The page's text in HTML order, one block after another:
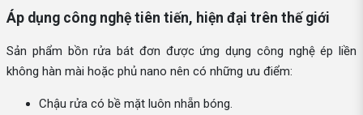
Áp dụng công nghệ tiên tiến, hiện đại trên thế giới
Sản phẩm bồn rửa bát đơn được ứng dụng công nghệ ép liền
không hàn mài hoặc phủ nano nên có những ưu điểm:
Chậu rửa có bề mặt luôn nhẵn bóng.